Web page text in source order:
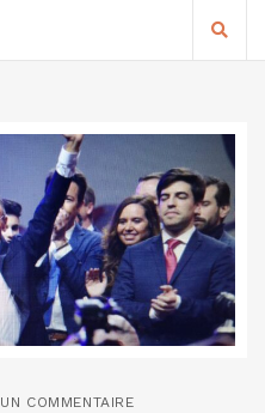
UN COMMENTAIRE